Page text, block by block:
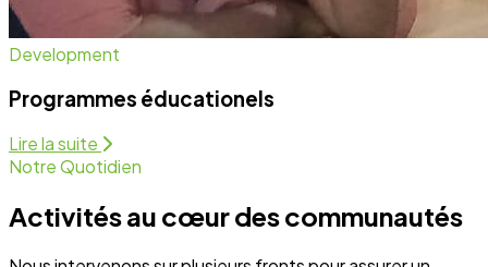
Activité régulière
Activité régulière